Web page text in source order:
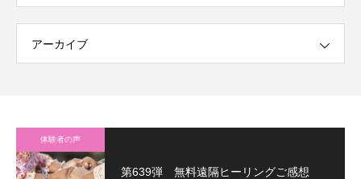
アーカイブ
体験者の声
第639弾 無料遠隔ヒーリングご感想